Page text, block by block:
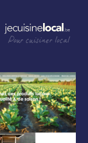
Pour cuisiner local